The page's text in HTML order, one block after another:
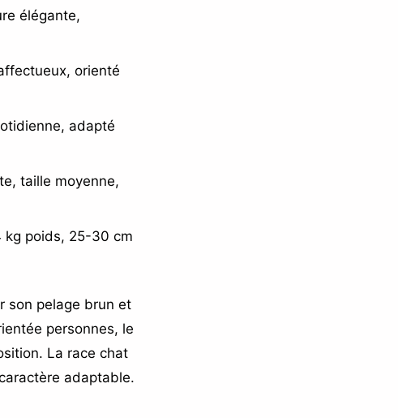
élégante,
orienté
adapté
taille moyenne,
kg poids, 25-30 cm
son pelage brun et
personnes, le
La race chat
adaptable.